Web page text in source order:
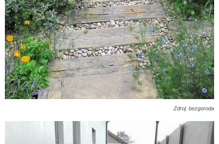
Zdroj: bezgoroda